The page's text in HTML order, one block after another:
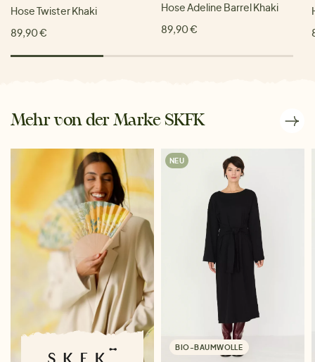
Hose Twister Khaki
89,90 €
Hose Adeline Barrel Khaki
89,90 €
Mehr von der Marke SKFK
NEU
BIO-BAUMWOLLE